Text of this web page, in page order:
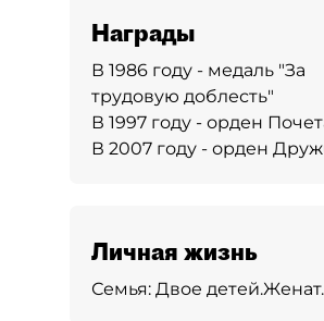
Награды
В 1986 году - медаль "За
трудовую доблесть"
В 1997 году - орден
В 2007 году - орден
Личная жизнь
Семья: Двое детей.Женат.